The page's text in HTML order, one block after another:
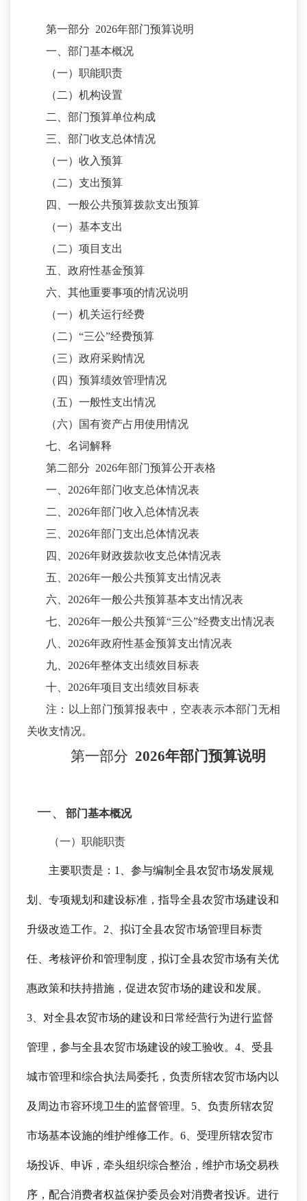
第一部分 2026年部门预算说明
一、部门基本概况
（一）职能职责
（二）机构设置
二、部门预算单位构成
三、部门收支总体情况
（一）收入预算
（二）支出预算
四、一般公共预算拨款支出预算
（一）基本支出
（二）项目支出
五、政府性基金预算
六、其他重要事项的情况说明
（一）机关运行经费
（二） “三公”经费预算
（三）政府采购情况
（四）预算绩效管理情况
（五）一般性支出情况
（六）国有资产占用使用情况
七、名词解释
第二部分 2026年部门预算公开表格
一、 2026年部门收支总体情况表
二、 2026年部门收入总体情况表
三、 2026年部门支出总体情况表
四、 2026年财政拨款收支总体情况表
五、 2026年一般公共预算支出情况表
六、 2026年一般公共预算基本支出情况表
七、 2026年一般公共预算“三公”经费支出情况表
八、 2026年政府性基金预算支出情况表
九、 2026年整体支出绩效目标表
十、 2026年项目支出绩效目标表
注：以上部门预算报表中，空表表示本部门无相
关收支情况。
第一部分 2026年部门预算说明
一、 部门基本概况
（一）职能职责
主要职责是： 1、参与编制全县农贸市场发展规
划、专项规划和建设标准，指导全县农贸市场建设和
升级改造工作。2、拟订全县农贸市场管理目标责
任、考核评价和管理制度，拟订全县农贸市场有关优
惠政策和扶持措施，促进农贸市场的建设和发展。
3、对全县农贸市场的建设和日常经营行为进行监督
管理，参与全县农贸市场建设的竣工验收。4、受县
城市管理和综合执法局委托，负责所辖农贸市场内以
及周边市容环境卫生的监督管理。5、负责所辖农贸
市场基本设施的维护维修工作。6、受理所辖农贸市
场投诉、申诉，牵头组织综合整治，维护市场交易秩
序，配合消费者权益保护委员会对消费者投诉。进行